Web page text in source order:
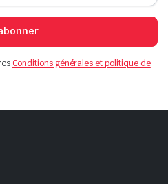
Conditions générales et politique de